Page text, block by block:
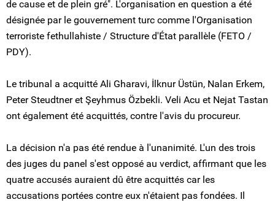
de cause et de plein gré". L'organisation en question a été
désignée par le gouvernement turc comme l'Organisation
terroriste fethullahiste / Structure d'État parallèle (FETO /
PDY).
Le tribunal a acquitté Ali Gharavi, İlknur Üstün, Nalan Erkem,
Peter Steudtner et Şeyhmus Özbekli. Veli Acu et Nejat Tastan
ont également été acquittés, contre l'avis du procureur.
La décision n'a pas été rendue à l'unanimité. L'un des trois
des juges du panel s'est opposé au verdict, affirmant que les
quatre accusés auraient dû être acquittés car les
accusations portées contre eux n'étaient pas fondées. Il